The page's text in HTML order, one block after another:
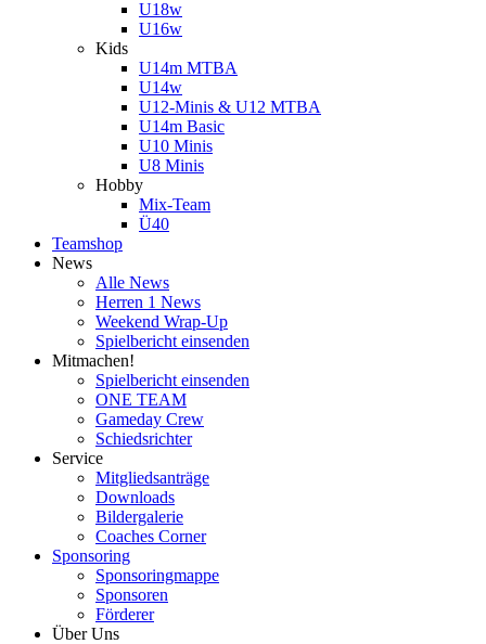
U18w
U16w
Kids
U14m MTBA
U14w
U12-Minis & U12 MTBA
U14m Basic
U10 Minis
U8 Minis
Hobby
Mix-Team
Ü40
Teamshop
News
Alle News
Herren 1 News
Weekend Wrap-Up
Spielbericht einsenden
Mitmachen!
Spielbericht einsenden
ONE TEAM
Gameday Crew
Schiedsrichter
Service
Mitgliedsanträge
Downloads
Bildergalerie
Coaches Corner
Sponsoring
Sponsoringmappe
Sponsoren
Förderer
Über Uns